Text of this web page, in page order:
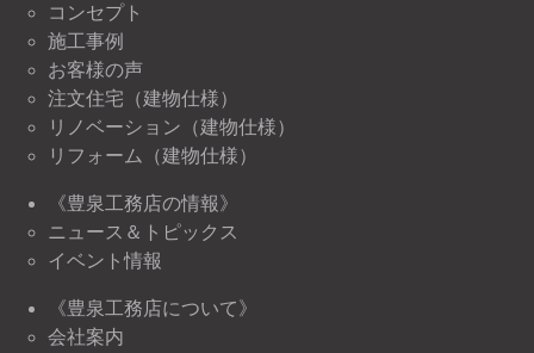
コンセプト
施工事例
お客様の声
注文住宅（建物仕様）
リノベーション（建物仕様）
リフォーム（建物仕様）
《豊泉工務店の情報》
ニュース＆トピックス
イベント情報
《豊泉工務店について》
会社案内